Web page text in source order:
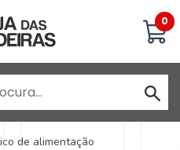
0
de alimentação